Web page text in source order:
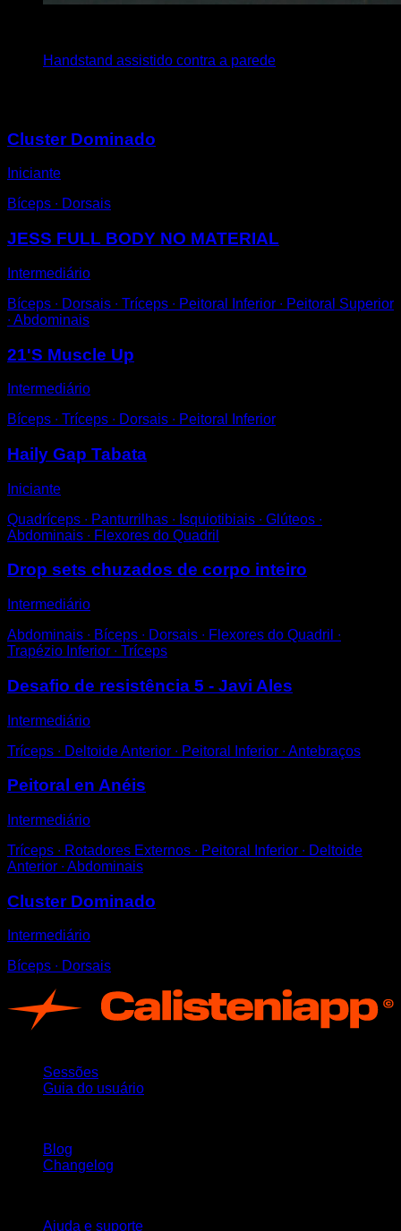
Handstand assistido contra a parede
Cluster Dominado
Iniciante
Bíceps ∙ Dorsais
JESS FULL BODY NO MATERIAL
Intermediário
Bíceps ∙ Dorsais ∙ Tríceps ∙ Peitoral Inferior ∙ Peitoral Superior
∙ Abdominais
21'S Muscle Up
Intermediário
Bíceps ∙ Tríceps ∙ Dorsais ∙ Peitoral Inferior
Haily Gap Tabata
Iniciante
Quadríceps ∙ Panturrilhas ∙ Isquiotibiais ∙ Glúteos ∙
Abdominais ∙ Flexores do Quadril
Drop sets chuzados de corpo inteiro
Intermediário
Abdominais ∙ Bíceps ∙ Dorsais ∙ Flexores do Quadril ∙
Trapézio Inferior ∙ Tríceps
Desafio de resistência 5 - Javi Ales
Intermediário
Tríceps ∙ Deltoide Anterior ∙ Peitoral Inferior ∙ Antebraços
Peitoral en Anéis
Intermediário
Tríceps ∙ Rotadores Externos ∙ Peitoral Inferior ∙ Deltoide
Anterior ∙ Abdominais
Cluster Dominado
Intermediário
Bíceps ∙ Dorsais
Sessões
Guia do usuário
Blog
Changelog
Ajuda e suporte